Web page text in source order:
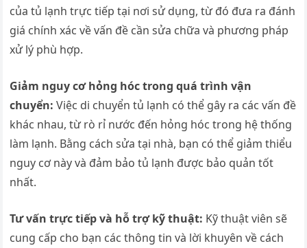
của tủ lạnh trực tiếp tại nơi sử dụng, từ đó đưa ra đánh
giá chính xác về vấn đề cần sửa chữa và phương pháp
xử lý phù hợp.
Giảm nguy cơ hỏng hóc trong quá trình vận
chuyển: Việc di chuyển tủ lạnh có thể gây ra các vấn đề
khác nhau, từ rò rỉ nước đến hỏng hóc trong hệ thống
làm lạnh. Bằng cách sửa tại nhà, bạn có thể giảm thiểu
nguy cơ này và đảm bảo tủ lạnh được bảo quản tốt
nhất.
Tư vấn trực tiếp và hỗ trợ kỹ thuật: Kỹ thuật viên sẽ
cung cấp cho bạn các thông tin và lời khuyên về cách